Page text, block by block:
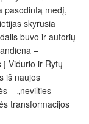
pasodintą medį,
skyrusia
buvo ir autorių
–
į Vidurio ir Rytų
iš naujos
– „nevilties
transformacijos